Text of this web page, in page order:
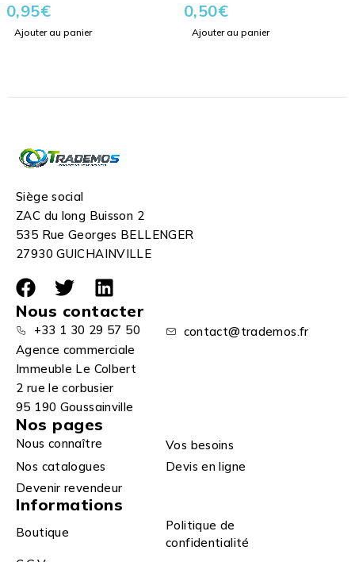
0,95€
Ajouter au panier
0,50€
Ajouter au panier
Siège social
ZAC du long Buisson 2
535 Rue Georges BELLENGER
27930 GUICHAINVILLE
Nous contacter
+33 1 30 29 57 50
contact@trademos.fr
Agence commerciale
Immeuble Le Colbert
2 rue le corbusier
95 190 Goussainville
Nos pages
Nous connaître
Vos besoins
Nos catalogues
Devis en ligne
Devenir revendeur
Informations
Boutique
Politique de
confidentialité